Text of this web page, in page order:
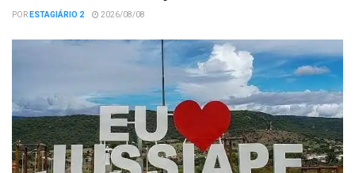
PORESTAGIÁRIO 2 2026/08/08